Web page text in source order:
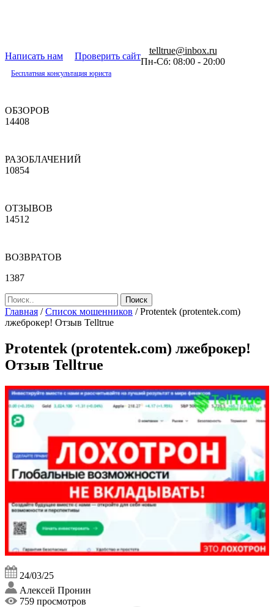
Написать нам Проверить сайт
telltrue@inbox.ru
Пн-Сб: 08:00 - 20:00
Бесплатная консультация юриста
ОБЗОРОВ
14408
РАЗОБЛАЧЕНИЙ
10854
ОТЗЫВОВ
14512
ВОЗВРАТОВ
1387
Главная /Список мошенников /Protentek (protentek.com)
лжеброкер! Отзыв Telltrue
Protentek (protentek.com) лжеброкер!
Отзыв Telltrue
24/03/25
Алексей Пронин
759 просмотров